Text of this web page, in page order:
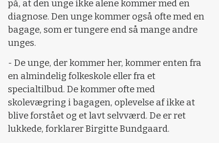
på, at den unge ikke alene kommer med en
diagnose. Den unge kommer også ofte med en
bagage, som er tungere end så mange andre
unges.
- De unge, der kommer her, kommer enten fra
en almindelig folkeskole eller fra et
specialtilbud. De kommer ofte med
skolevægring i bagagen, oplevelse af ikke at
blive forstået og et lavt selvværd. De er ret
lukkede, forklarer Birgitte Bundgaard.